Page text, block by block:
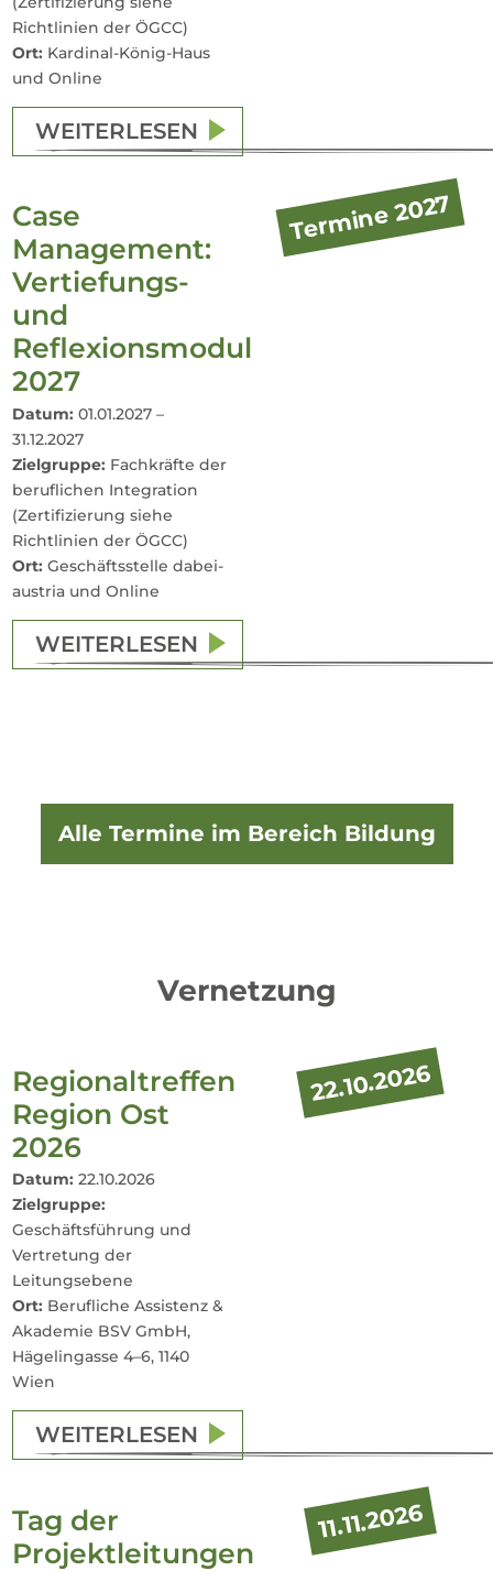
Richtlinien der ÖGCC)
Ort: Kardinal-König-Haus
und Online
WEITERLESEN
Case
Management:
Vertiefungs-
und
Reflexionsmodul
2027
Datum: 01.01.2027 –
31.12.2027
Zielgruppe: Fachkräfte der
beruflichen Integration
(Zertifizierung siehe
Richtlinien der ÖGCC)
Ort: Geschäftsstelle dabei-
austria und Online
Termine 2027
WEITERLESEN
Alle Termine im Bereich Bildung
Vernetzung
Regionaltreffen
Region Ost
2026
Datum: 22.10.2026
Zielgruppe:
Geschäftsführung und
Vertretung der
Leitungsebene
Ort: Berufliche Assistenz &
Akademie BSV GmbH,
Hägelingasse 4–6, 1140
Wien
22.10.2026
WEITERLESEN
Tag der
Projektleitungen
11.11.2026